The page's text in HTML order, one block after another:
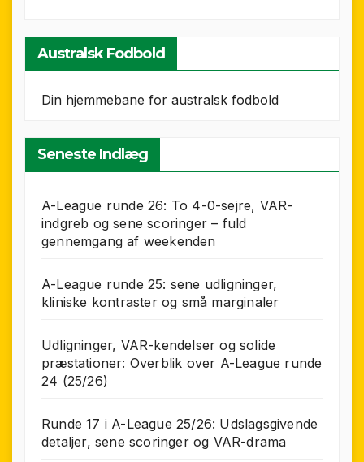
Australsk Fodbold
Din hjemmebane for australsk fodbold
Seneste Indlæg
A-League runde 26: To 4-0-sejre, VAR-
indgreb og sene scoringer – fuld
gennemgang af weekenden
A-League runde 25: sene udligninger,
kliniske kontraster og små marginaler
Udligninger, VAR-kendelser og solide
præstationer: Overblik over A-League runde
24 (25/26)
Runde 17 i A-League 25/26: Udslagsgivende
detaljer, sene scoringer og VAR-drama